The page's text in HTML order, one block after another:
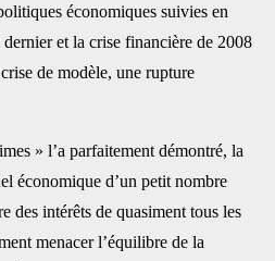
économiques suivies ‎en
et la crise financière de 2008
de modèle, une rupture
» l’a ‎parfaitement démontré, la
économique d’un petit nombre
des intérêts de quasiment tous les
menacer l’équilibre de la